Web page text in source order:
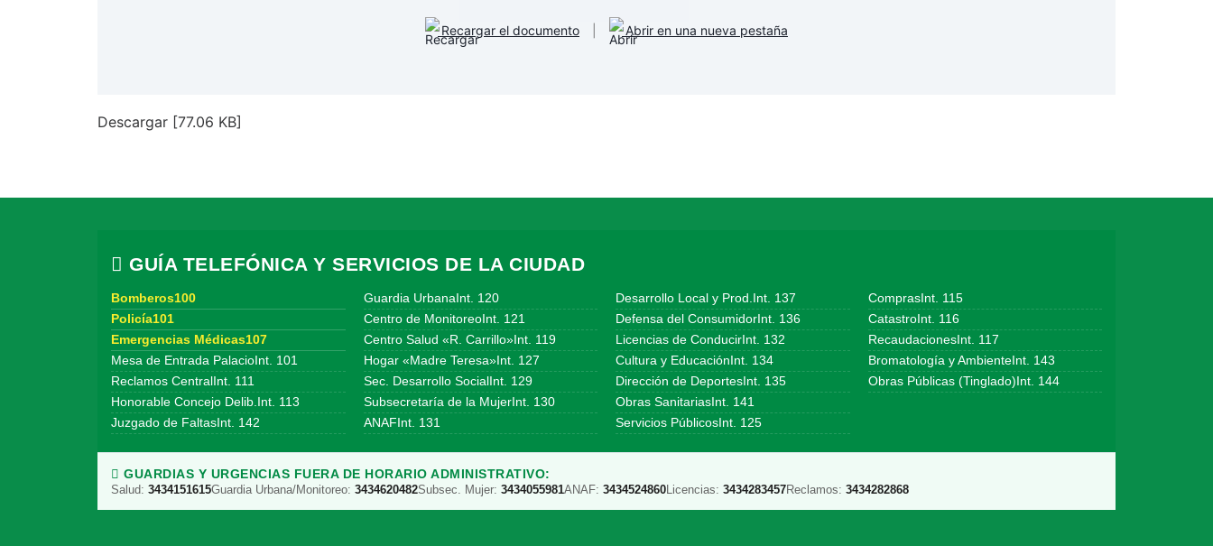
Recargar el documento Abrir en una nueva pestaña
Descargar [77.06 KB]
GUÍA TELEFÓNICA Y SERVICIOS DE LA CIUDAD
Bomberos100
Policía101
Emergencias Médicas107
Mesa de Entrada PalacioInt. 101
Reclamos CentralInt. 111
Honorable Concejo Delib.Int. 113
Juzgado de FaltasInt. 142
Guardia UrbanaInt. 120
Centro de MonitoreoInt. 121
Centro Salud «R. Carrillo»Int. 119
Hogar «Madre Teresa»Int. 127
Sec. Desarrollo SocialInt. 129
Subsecretaría de la MujerInt. 130
ANAFInt. 131
Desarrollo Local y Prod.Int. 137
Defensa del ConsumidorInt. 136
Licencias de ConducirInt. 132
Cultura y EducaciónInt. 134
Dirección de DeportesInt. 135
Obras SanitariasInt. 141
Servicios PúblicosInt. 125
ComprasInt. 115
CatastroInt. 116
RecaudacionesInt. 117
Bromatología y AmbienteInt. 143
Obras Públicas (Tinglado)Int. 144
GUARDIAS Y URGENCIAS FUERA DE HORARIO ADMINISTRATIVO:
Salud: 3434151615Guardia Urbana/Monitoreo: 3434620482Subsec. Mujer: 3434055981ANAF: 3434524860Licencias: 3434283457Reclamos: 3434282868